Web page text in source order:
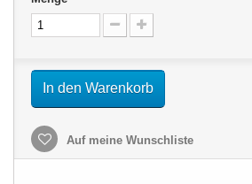
In den Warenkorb
Auf meine Wunschliste